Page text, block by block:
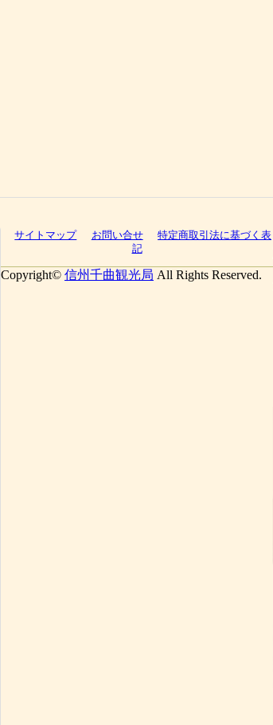
サイトマップ お問い合せ
特定商取引法に基づく表
記
Copyright© 信州千曲観光局 All Rights Reserved.